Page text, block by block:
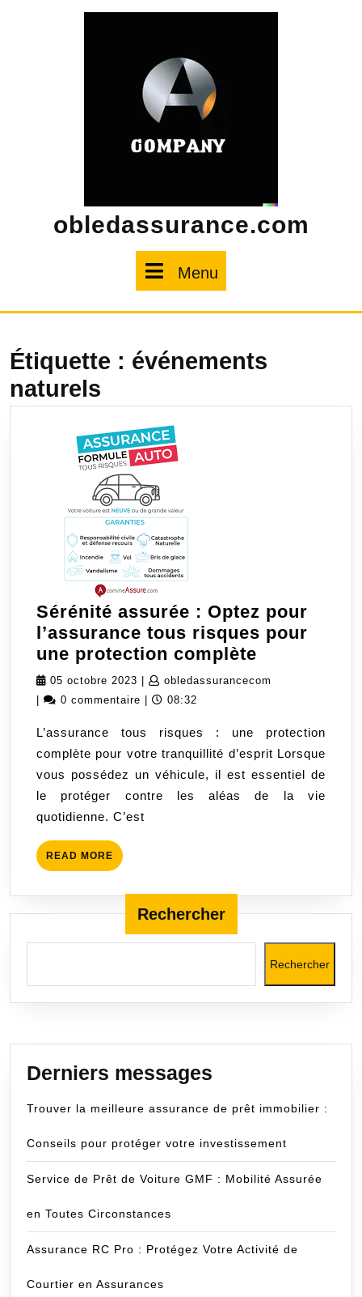
obledassurance.com
Menu
Étiquette : événements
naturels
Sérénité assurée : Optez pour
l’assurance tous risques pour
une protection complète
assurée
pour
l’assurance
tous
risques
05 octobre 2023 05
octobre
obledassurancecom
0 commentaire 08:32
L’assurance tous risques : une protection
complète pour votre tranquillité d’esprit Lorsque
vous possédez un véhicule, il est essentiel de
le protéger contre les aléas de la vie
quotidienne. C’est
READ MORE READ
MORE
Rechercher
Rechercher
Derniers messages
Trouver la meilleure assurance de prêt immobilier :
Conseils pour protéger votre investissement
Service de Prêt de Voiture GMF : Mobilité Assurée
en Toutes Circonstances
Assurance RC Pro : Protégez Votre Activité de
Courtier en Assurances